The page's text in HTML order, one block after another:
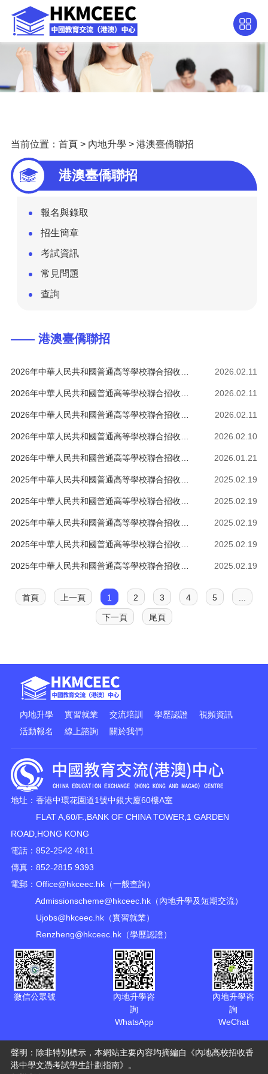
当前位置： 首頁> 內地升學 > 港澳臺僑聯招
港澳臺僑聯招
報名與錄取
招生簡章
考試資訊
常見問題
查詢
—— 港澳臺僑聯招
2026年中華人民共和國普通高等學校聯合招收華僑港澳臺學生——報名手續 2026.02.11
2026年中華人民共和國普通高等學校聯合招收華僑港澳臺學生——報名時間 2026.02.11
2026年中華人民共和國普通高等學校聯合招收華僑港澳臺學生——報名資格 2026.02.11
2026年中華人民共和國普通高等學校聯合招收華僑港澳臺學生——考試資訊 2026.02.10
2026年中華人民共和國普通高等學校聯合招收華僑港澳臺學生——簡章 2026.01.21
2025年中華人民共和國普通高等學校聯合招收華僑港澳臺學生——報名手續 2025.02.19
2025年中華人民共和國普通高等學校聯合招收華僑港澳臺學生——報名時間 2025.02.19
2025年中華人民共和國普通高等學校聯合招收華僑港澳臺學生——報名資格 2025.02.19
2025年中華人民共和國普通高等學校聯合招收華僑港澳臺學生——簡章 2025.02.19
2025年中華人民共和國普通高等學校聯合招收華僑港澳臺學生——考試資訊 2025.02.19
首頁 上一頁 1 2 3 4 5 ...
下一頁 尾頁
內地升學 實習就業 交流培訓 學歷認證
視頻資訊
活動報名
線上諮詢 關於我們
地址：香港中環花園道1號中銀大廈60樓A室
FLAT A,60/F.,BANK OF CHINA TOWER,1 GARDEN
ROAD,HONG KONG
電話：852-2542 4811
傳真：852-2815 9393
電郵： Office@hkceec.hk（一般查詢）
Admissionscheme@hkceec.hk（內地升學及短期交流）
Ujobs@hkceec.hk（實習就業）
Renzheng@hkceec.hk（學歷認證）
微信公眾號
內地升學咨
詢
WhatsApp
內地升學咨
詢
WeChat
聲明：除非特別標示，本網站主要內容均摘編自《內地高校招收香
港中學文憑考試學生計劃指南》。